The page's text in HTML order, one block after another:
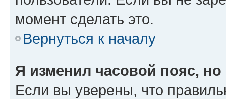
момент сделать это.
Вернуться к началу
Я изменил часовой пояс,
Если вы уверены, что